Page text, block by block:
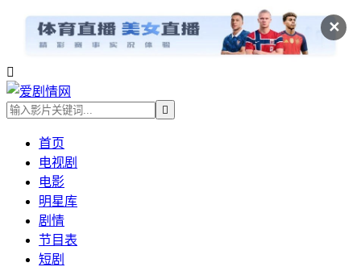
✕


首页
电视剧
电影
明星库
剧情
节目表
短剧